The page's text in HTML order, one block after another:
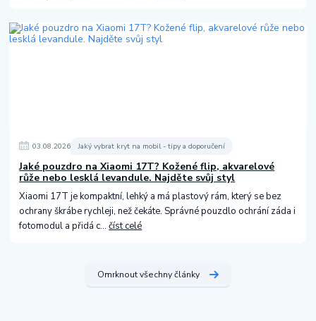
03.08.2026 Jaký vybrat kryt na mobil - tipy a doporučení
Jaké pouzdro na Xiaomi 17T? Kožené flip, akvarelové
růže nebo lesklá levandule. Najděte svůj styl
Xiaomi 17T je kompaktní, lehký a má plastový rám, který se bez
ochrany škrábe rychleji, než čekáte. Správné pouzdlo ochrání záda i
fotomodul a přidá c...číst celé
Omrknout všechny články